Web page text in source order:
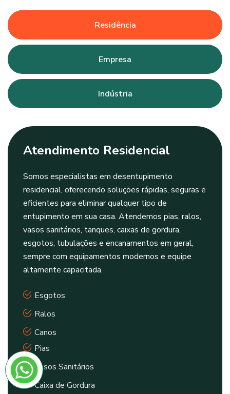
Residência
Empresa
Indústria
Atendimento Residencial
Somos especialistas em desentupimento
residencial, oferecendo soluções rápidas, seguras e
eficientes para eliminar qualquer tipo de
entupimento em sua casa. Atendemos pias, ralos,
vasos sanitários, tanques, caixas de gordura,
esgotos, tubulações e encanamentos em geral,
sempre com equipamentos modernos e equipe
altamente capacitada.
Esgotos
Ralos
Canos
Pias
Vasos Sanitários
Caixa de Gordura